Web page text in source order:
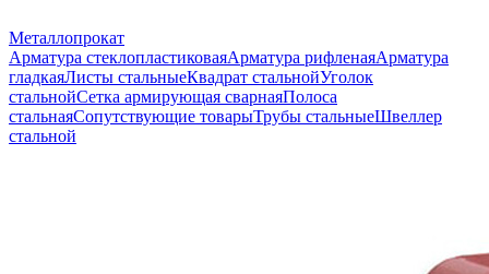
Металлопрокат
Арматура стеклопластиковаяАрматура рифленаяАрматура
гладкаяЛисты стальныеКвадрат стальнойУголок
стальнойСетка армирующая сварнаяПолоса
стальнаяСопутствующие товарыТрубы стальныеШвеллер
стальной